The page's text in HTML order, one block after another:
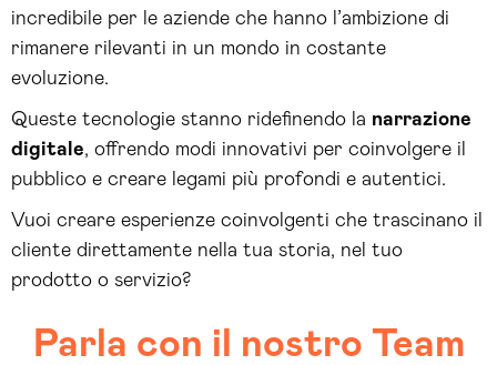
incredibile per le aziende che hanno l’ambizione di
rimanere rilevanti in un mondo in costante
evoluzione.
Queste tecnologie stanno ridefinendo la narrazione
digitale, offrendo modi innovativi per coinvolgere il
pubblico e creare legami più profondi e autentici.
Vuoi creare esperienze coinvolgenti che trascinano il
cliente direttamente nella tua storia, nel tuo
prodotto o servizio?
Parla con il nostro Team